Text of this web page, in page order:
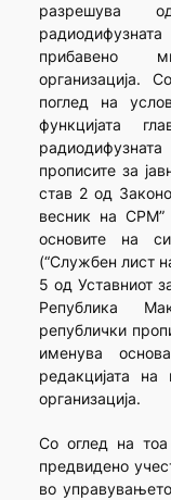
разрешува
прибавено
организација.
поглед на
функцијата
прописите за
став 2 од
весник на
основите на
(“Службен лист
5 од Уставниот
Република
републички
именува
редакцијата на
организација.
Со оглед на
предвидено
во